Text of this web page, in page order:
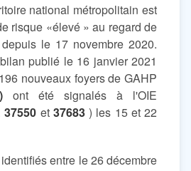
national métropolitain est
risque «élevé » au regard de
le 17 novembre 2020.
publié le 16 janvier 2021
nouveaux foyers de GAHP
ont été signalés à l'OIE
37550 et 37683) les 15 et 22
entre le 26 décembre